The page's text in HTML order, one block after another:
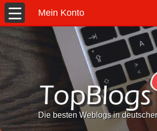
Mein Konto
Die besten Weblogs in